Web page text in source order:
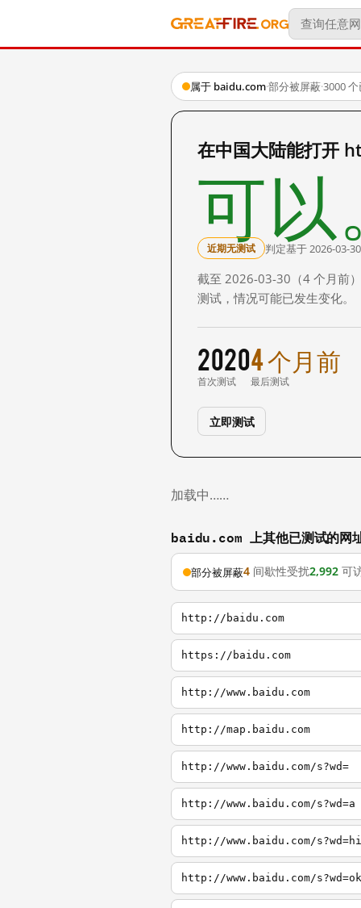
属于 baidu.com·部分被屏蔽·3000
在中国大陆能打开
可以
近期无测试 判定基于 2026-03-
截至 2026-03-30（4 个月前
测试，情况可能已发生变化。
2020
首次测试
4 个月前
最后测试
立即测试
加载中……
baidu.com 上其他已测试的网
部分被屏蔽4 间歇性受扰2,992 可
http://baidu.com
https://baidu.com
http://www.baidu.com
http://map.baidu.com
http://www.baidu.com/s?wd=
http://www.baidu.com/s?wd=a
http://www.baidu.com/s?wd=hi
http://www.baidu.com/s?wd=ok